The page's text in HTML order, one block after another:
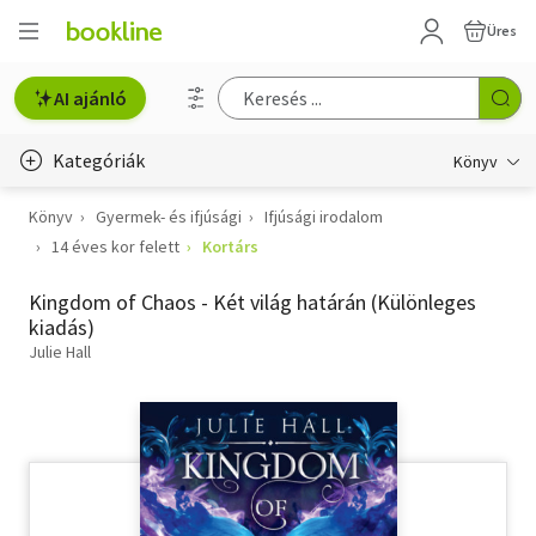
Üres
AI ajánló
Kategóriák Könyv
Életmód, egészség
Gyermek- és ifjúsági
Könyv Gyermek- és ifjúsági
Ifjúsági irodalom
14 éves kor felett
Kortárs
Kingdom of Chaos - Két világ határán (Különleges
kiadás)
Julie Hall